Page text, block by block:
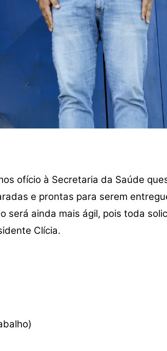
ofício à Secretaria da Saúde
e prontas para serem
ainda mais ágil, pois toda
Clícia.